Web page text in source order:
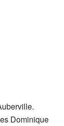
Dominique